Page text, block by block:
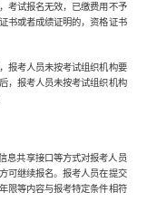
考试报名无效，已缴费用不予
书或者成绩证明的，资格证书
报考人员未按考试组织机构要
，报考人员未按考试组织机构
息共享接口等方式对报考人员
可继续报名。报考人员在提交
限等内容与报考特定条件相符